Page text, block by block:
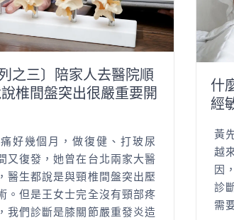
之三〕陪家人去醫院順
椎間盤突出很嚴重要開
好幾個月，做復健、打玻尿
又復發，她曾在台北兩家大醫
醫生都說是與頸椎間盤突出壓
。但是王女士完全沒有頸部疼
我們診斷是膝關節嚴重發炎造
什
經
黃
越
因
診
需